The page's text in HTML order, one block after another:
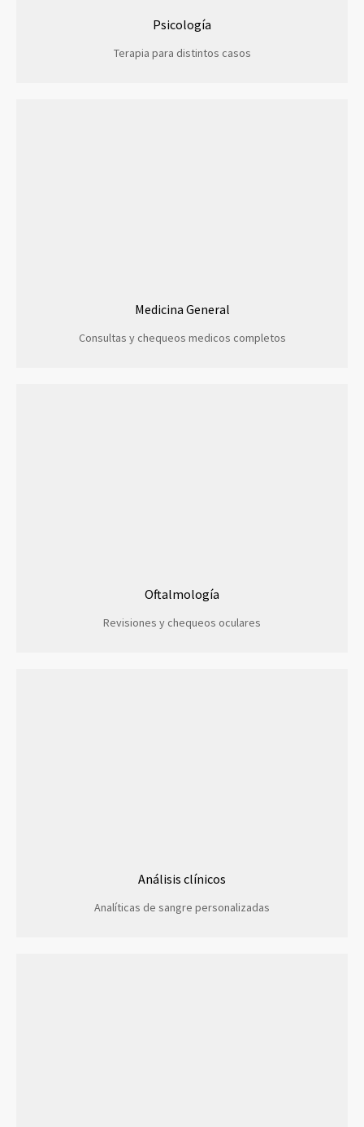
Psicología
Terapia para distintos casos
Medicina General
Consultas y chequeos medicos completos
Oftalmología
Revisiones y chequeos oculares
Análisis clínicos
Analíticas de sangre personalizadas